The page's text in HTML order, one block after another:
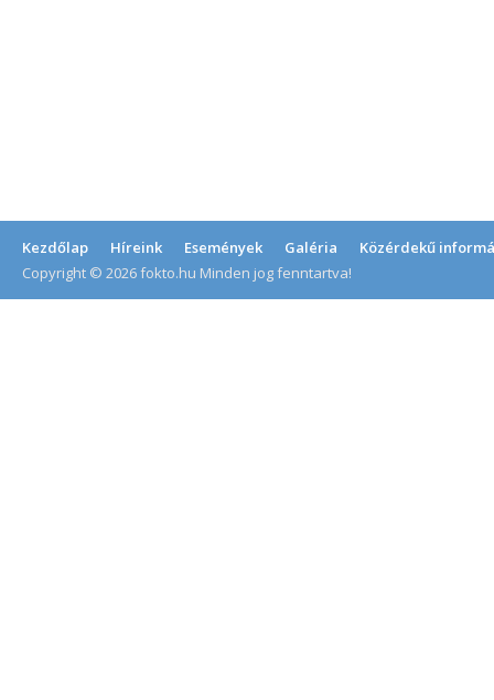
Kezdőlap Híreink Események Galéria
Közérdekű
Copyright © 2026 fokto.hu Minden jog fenntartva!